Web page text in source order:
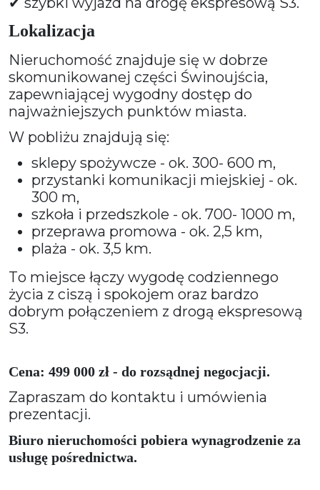
Lokalizacja
Nieruchomość znajduje się w dobrze
skomunikowanej części Świnoujścia,
zapewniającej wygodny dostęp do
najważniejszych punktów miasta.
W pobliżu znajdują się:
sklepy spożywcze - ok. 300- 600 m,
przystanki komunikacji miejskiej - ok.
300 m,
szkoła i przedszkole - ok. 700- 1000 m,
przeprawa promowa - ok. 2,5 km,
plaża - ok. 3,5 km.
To miejsce łączy wygodę codziennego
życia z ciszą i spokojem oraz bardzo
dobrym połączeniem z drogą ekspresową
S3.
Cena: 499 000 zł - do rozsądnej negocjacji.
Zapraszam do kontaktu i umówienia
prezentacji.
Biuro nieruchomości pobiera wynagrodzenie za
usługę pośrednictwa.